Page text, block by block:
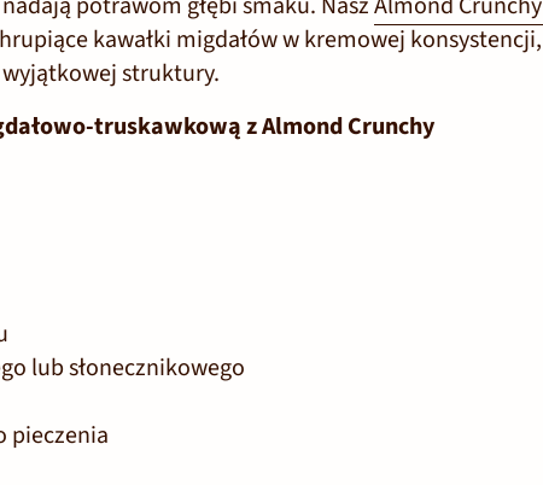
kawałki migdałów w kremowej konsystencji,
struktury.
truskawkową z Almond Crunchy
lub słonecznikowego
pieczenia